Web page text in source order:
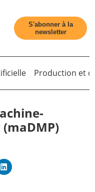
S'abonner à la
newsletter
Production et